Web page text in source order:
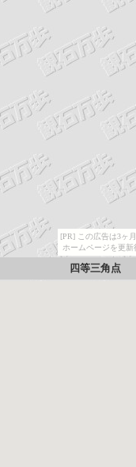
[PR] この広告は3ヶ
ホームページを更
四等三角点